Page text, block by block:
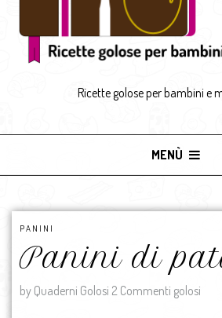
Ricette golose per bambini e
MENÙ
PANINI
Panini di
by Quaderni Golosi 2 Commenti golosi